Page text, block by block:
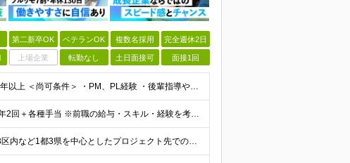
第二新卒OK ベテランOK 複数名採用 完全週休2日
上場企業 転勤なし 土日面接可 面接1回
＜必須条件＞ ・エンジニアとしての実務経験5年以上 ＜尚可条件＞ ・PM、PL経験 ・後輩指導やチームリーダーなど、何らかのリード経験 ※リーダー未経験の方のご応募も大歓迎です！ポテンシャル採用を
【前職給与保証】 月給35万円～70万円＋賞与年2回＋各種手当 ※前職の給与・スキル・経験を考慮の上、決定いたします。 ※月給には固定残業代（月30時間分／5万円～10万円）を含みます。超過分は別途
＼社員の7割がフルリモート実施中！／ 東京23区内など1都3県を中心としたプロジェクト先での勤務となります。 ※勤務地は希望を考慮します ≪本社≫ 東京都渋谷区恵比寿南1丁目3番7号 隅越ビル5階